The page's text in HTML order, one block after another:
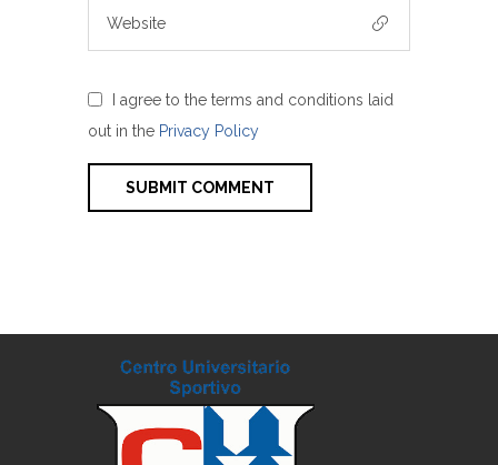
I agree to the terms and conditions laid
out in the Privacy Policy